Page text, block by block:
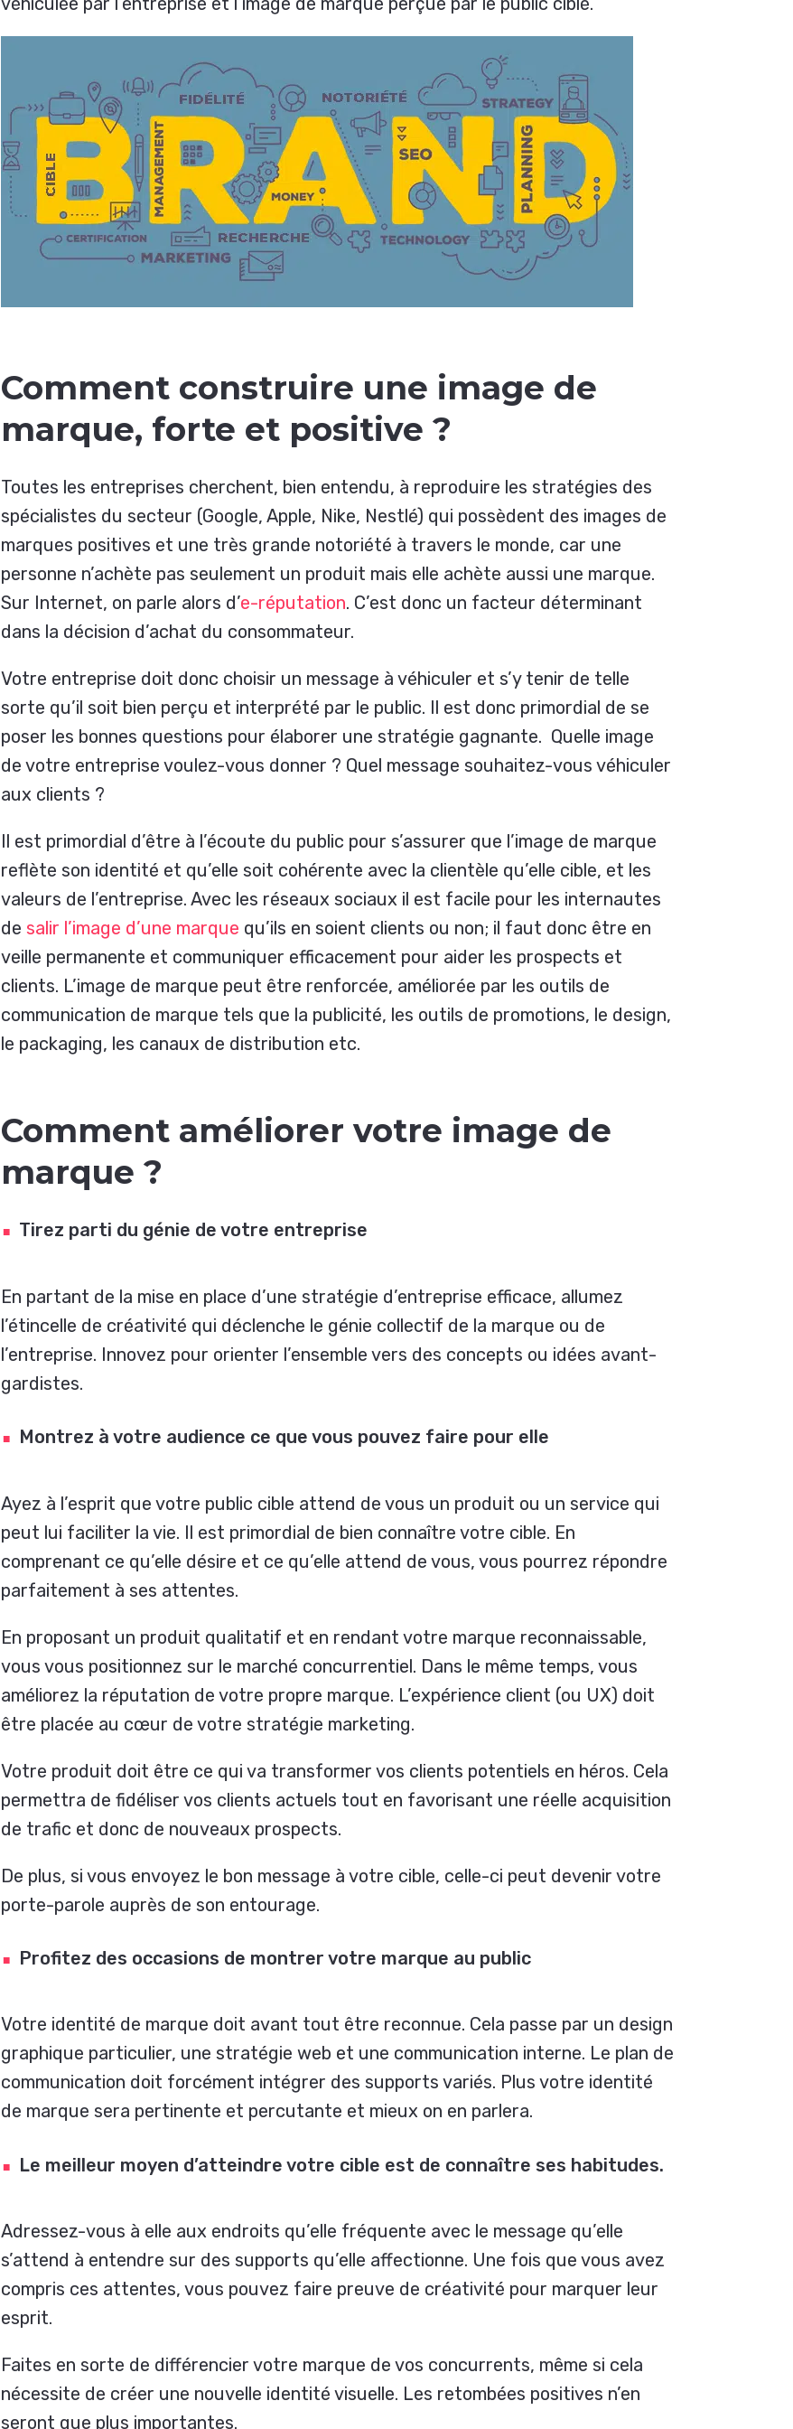
Comment construire une image de
marque, forte et positive ?
Toutes les entreprises cherchent, bien entendu, à reproduire les stratégies des
spécialistes du secteur (Google, Apple, Nike, Nestlé) qui possèdent des images de
marques positives et une très grande notoriété à travers le monde, car une
personne n’achète pas seulement un produit mais elle achète aussi une marque.
Sur Internet, on parle alors d’e-réputation. C’est donc un facteur déterminant
dans la décision d’achat du consommateur.
Votre entreprise doit donc choisir un message à véhiculer et s’y tenir de telle
sorte qu’il soit bien perçu et interprété par le public. Il est donc primordial de se
poser les bonnes questions pour élaborer une stratégie gagnante. Quelle image
de votre entreprise voulez-vous donner ? Quel message souhaitez-vous véhiculer
aux clients ?
Il est primordial d’être à l’écoute du public pour s’assurer que l’image de marque
reflète son identité et qu’elle soit cohérente avec la clientèle qu’elle cible, et les
valeurs de l’entreprise. Avec les réseaux sociaux il est facile pour les internautes
desalir l’image d’une marque qu’ils en soient clients ou non; il faut donc être en
veille permanente et communiquer efficacement pour aider les prospects et
clients. L’image de marque peut être renforcée, améliorée par les outils de
communication de marque tels que la publicité, les outils de promotions, le design,
le packaging, les canaux de distribution etc.
Comment améliorer votre image de
marque ?
Tirez parti du génie de votre entreprise
En partant de la mise en place d’une stratégie d’entreprise efficace, allumez
l’étincelle de créativité qui déclenche le génie collectif de la marque ou de
l’entreprise. Innovez pour orienter l’ensemble vers des concepts ou idées avant-
gardistes.
Montrez à votre audience ce que vous pouvez faire pour elle
Ayez à l’esprit que votre public cible attend de vous un produit ou un service qui
peut lui faciliter la vie. Il est primordial de bien connaître votre cible. En
comprenant ce qu’elle désire et ce qu’elle attend de vous, vous pourrez répondre
parfaitement à ses attentes.
En proposant un produit qualitatif et en rendant votre marque reconnaissable,
vous vous positionnez sur le marché concurrentiel. Dans le même temps, vous
améliorez la réputation de votre propre marque. L’expérience client (ou UX) doit
être placée au cœur de votre stratégie marketing.
Votre produit doit être ce qui va transformer vos clients potentiels en héros. Cela
permettra de fidéliser vos clients actuels tout en favorisant une réelle acquisition
de trafic et donc de nouveaux prospects.
De plus, si vous envoyez le bon message à votre cible, celle-ci peut devenir votre
porte-parole auprès de son entourage.
Profitez des occasions de montrer votre marque au public
Votre identité de marque doit avant tout être reconnue. Cela passe par un design
graphique particulier, une stratégie web et une communication interne. Le plan de
communication doit forcément intégrer des supports variés. Plus votre identité
de marque sera pertinente et percutante et mieux on en parlera.
Le meilleur moyen d’atteindre votre cible est de connaître ses habitudes.
Adressez-vous à elle aux endroits qu’elle fréquente avec le message qu’elle
s’attend à entendre sur des supports qu’elle affectionne. Une fois que vous avez
compris ces attentes, vous pouvez faire preuve de créativité pour marquer leur
esprit.
Faites en sorte de différencier votre marque de vos concurrents, même si cela
nécessite de créer une nouvelle identité visuelle. Les retombées positives n’en
seront que plus importantes.